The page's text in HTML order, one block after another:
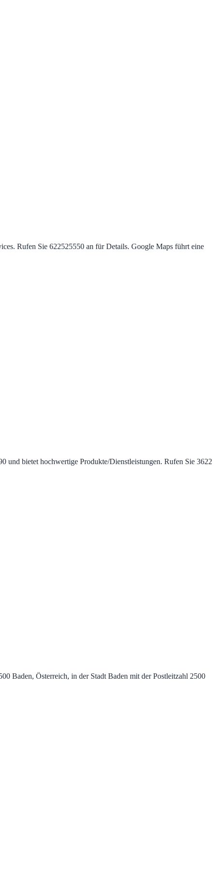
Rufen Sie 622525550 an für Details. Google Maps führt eine
und bietet hochwertige Produkte/Dienstleistungen. Rufen Sie 3622
Baden, Österreich, in der Stadt Baden mit der Postleitzahl 2500